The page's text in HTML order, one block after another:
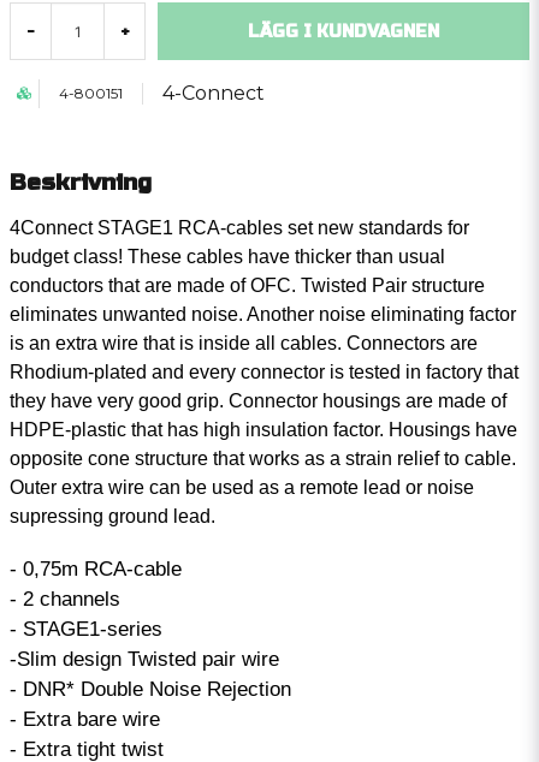
- + LÄGG I KUNDVAGNEN
4-800151 4-Connect
Beskrivning
4Connect STAGE1 RCA-cables set new standards for
budget class! These cables have thicker than usual
conductors that are made of OFC. Twisted Pair structure
eliminates unwanted noise. Another noise eliminating factor
is an extra wire that is inside all cables. Connectors are
Rhodium-plated and every connector is tested in factory that
they have very good grip. Connector housings are made of
HDPE-plastic that has high insulation factor. Housings have
opposite cone structure that works as a strain relief to cable.
Outer extra wire can be used as a remote lead or noise
supressing ground lead.
- 0,75m RCA-cable
- 2 channels
- STAGE1-series
-Slim design Twisted pair wire
- DNR* Double Noise Rejection
- Extra bare wire
- Extra tight twist